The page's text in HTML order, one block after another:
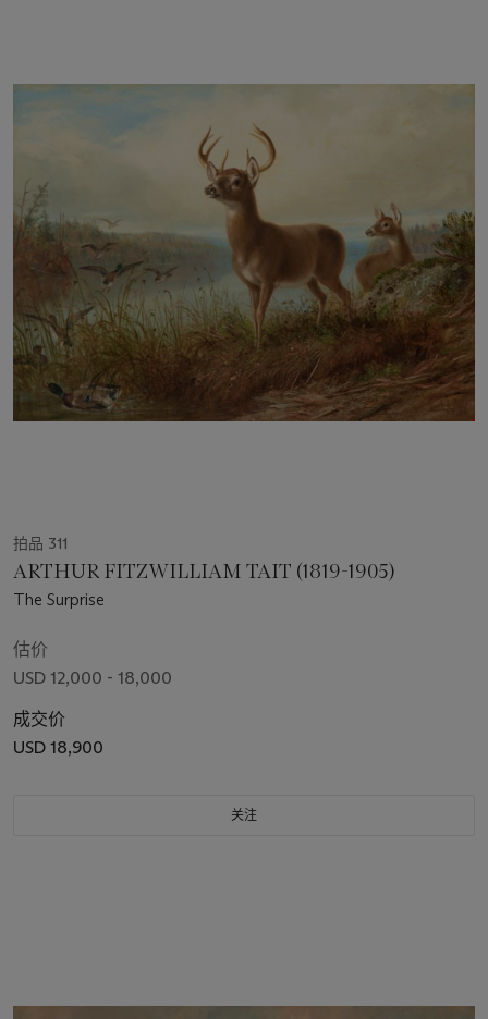
拍品 311
ARTHUR FITZWILLIAM TAIT (1819-1905)
The Surprise
估价
USD 12,000 - 18,000
成交价
USD 18,900
关注